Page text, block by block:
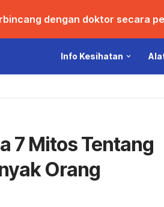
dengan doktor secara
Info Kesihatan
7 Mitos Tentang
Orang